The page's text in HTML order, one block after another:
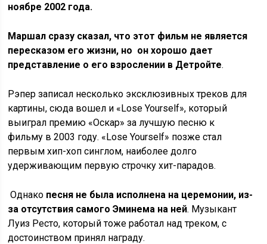
ноябре 2002 года.
Маршал сразу сказал, что этот фильм не является
пересказом его жизни, но он хорошо дает
представление о его взрослении в Детройте.
Рэпер записал несколько эксклюзивных треков для
картины, сюда вошел и «Lose Yourself», который
выиграл премию «Оскар» за лучшую песню к
фильму в 2003 году. «Lose Yourself» позже стал
первым хип-хоп синглом, наиболее долго
удерживающим первую строчку хит-парадов.
Однако песня не была исполнена на церемонии, из-
за отсутствия самого Эминема на ней. Музыкант
Луиз Ресто, который тоже работал над треком, с
достоинством принял награду.